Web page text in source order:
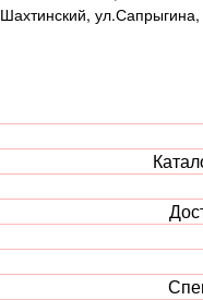
Шахтинский, ул.Сапрыгина,